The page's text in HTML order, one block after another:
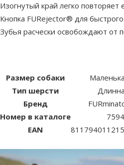
Изогнутый край легко
Кнопка FURejector® для
Зубья расчески освобождают
Размер собаки
Тип шерсти
Бренд
Номер в каталоге
EAN